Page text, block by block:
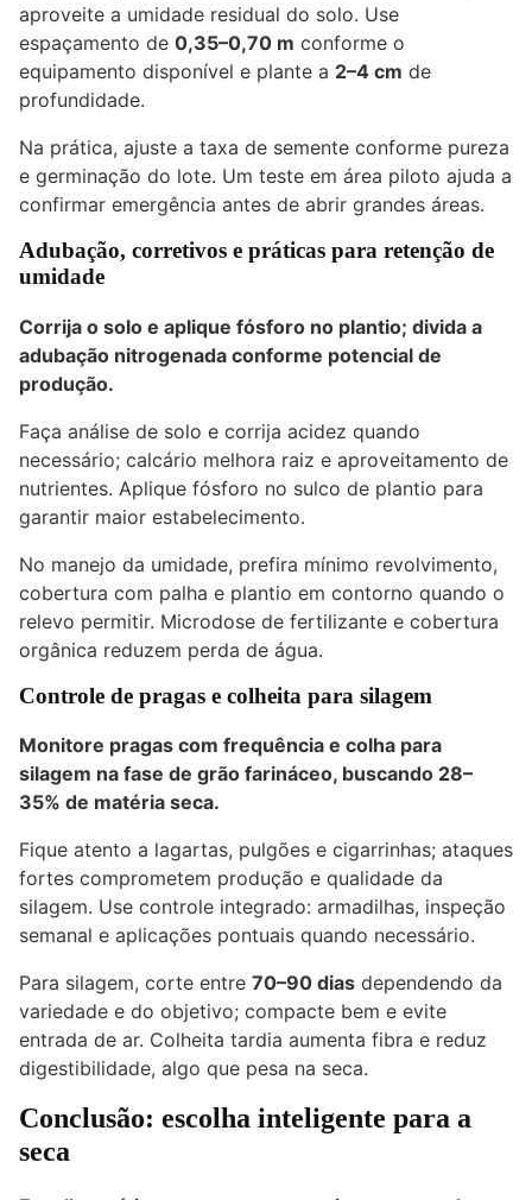
aproveite a umidade residual do solo. Use
espaçamento de 0,35–0,70 m conforme o
equipamento disponível e plante a 2–4 cm de
profundidade.
Na prática, ajuste a taxa de semente conforme pureza
e germinação do lote. Um teste em área piloto ajuda a
confirmar emergência antes de abrir grandes áreas.
Adubação, corretivos e práticas para retenção de
umidade
Corrija o solo e aplique fósforo no plantio; divida a
adubação nitrogenada conforme potencial de
produção.
Faça análise de solo e corrija acidez quando
necessário; calcário melhora raiz e aproveitamento de
nutrientes. Aplique fósforo no sulco de plantio para
garantir maior estabelecimento.
No manejo da umidade, prefira mínimo revolvimento,
cobertura com palha e plantio em contorno quando o
relevo permitir. Microdose de fertilizante e cobertura
orgânica reduzem perda de água.
Controle de pragas e colheita para silagem
Monitore pragas com frequência e colha para
silagem na fase de grão farináceo, buscando 28–
35% de matéria seca.
Fique atento a lagartas, pulgões e cigarrinhas; ataques
fortes comprometem produção e qualidade da
silagem. Use controle integrado: armadilhas, inspeção
semanal e aplicações pontuais quando necessário.
Para silagem, corte entre 70–90 dias dependendo da
variedade e do objetivo; compacte bem e evite
entrada de ar. Colheita tardia aumenta fibra e reduz
digestibilidade, algo que pesa na seca.
Conclusão: escolha inteligente para a
seca